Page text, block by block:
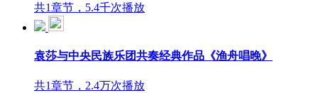
共1章节，5.4千次播放
袁莎与中央民族乐团共奏经典作品《渔舟唱晚》
共1章节，2.4万次播放